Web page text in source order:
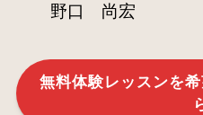
野口 尚宏
無料体験レッスンを